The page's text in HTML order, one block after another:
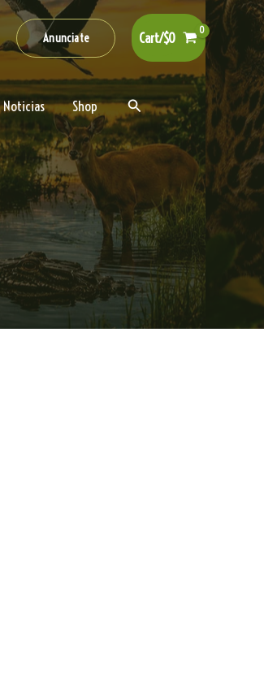
Anunciate Cart/$0
Noticias Shop Buscar